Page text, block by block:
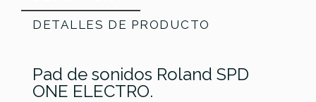
DETALLES DE PRODUCTO
Pad de sonidos Roland SPD
ONE ELECTRO.